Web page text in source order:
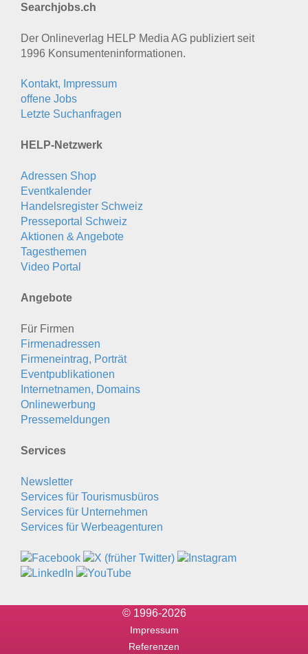
Searchjobs.ch
Der Onlineverlag HELP Media AG publiziert seit
1996 Konsumenten­informationen.
Kontakt, Impressum
offene Jobs
Letzte Suchanfragen
HELP-Netzwerk
Adressen Shop
Eventkalender
Handelsregister Schweiz
Presseportal Schweiz
Aktionen & Angebote
Tagesthemen
Video Portal
Angebote
Für Firmen
Firmenadressen
Firmeneintrag, Porträt
Eventpublikationen
Internetnamen, Domains
Onlinewerbung
Pressemeldungen
Services
Newsletter
Services für Tourismusbüros
Services für Unternehmen
Services für Werbeagenturen
© 1996-2026
Impressum
Referenzen